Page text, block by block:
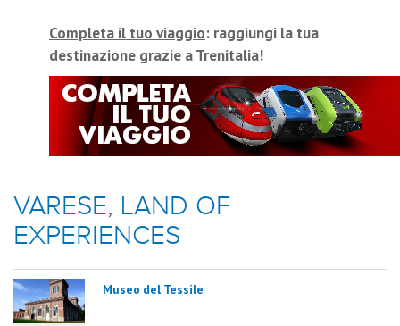
Completa il tuo viaggio: raggiungi la tua
destinazione grazie a Trenitalia!
VARESE, LAND OF
EXPERIENCES
Museo del Tessile